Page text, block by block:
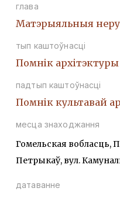
глава
Матэрыяльныя
тып каштоўнасці
Помнiк архiтэктуры
падтып каштоўнасці
Помнiк культавай
месца знаходжання
Гомельская вобласць,
Петрыкаў, вул.
датаванне